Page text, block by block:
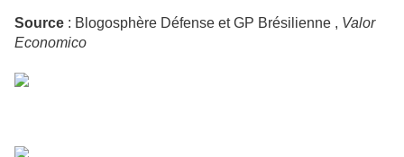
Source : Blogosphère Défense et GP Brésilienne , Valor
Economico